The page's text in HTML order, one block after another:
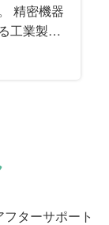
精密機器
工業製品
技能士と
事を続け
た、まさ
ターサポート